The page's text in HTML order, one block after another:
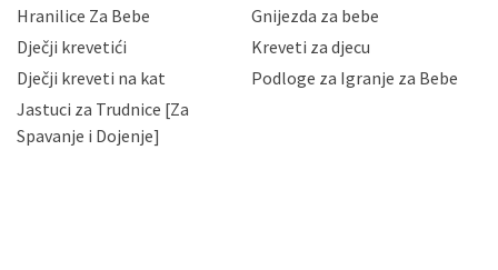
slučajevima koji su dozvoljeni zakonima. Napominjemo
da možete u svako doba, u potpunosti ili djelomice,
zatražiti prestanak aktivnosti obrade Vaših osobnih
podataka. Opoziv privole možete podnijeti poštom na
gore navedenu adresu ili e-mailom na adresu:
Hranilice Za Bebe
Gnijezda za bebe
Dječji krevetići
Kreveti za djecu
Dječji kreveti na kat
Podloge za Igranje za Bebe
Jastuci za Trudnice [Za
Spavanje i Dojenje]